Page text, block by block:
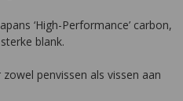
‘High-Performance’ carbon,
blank.
penvissen als vissen aan